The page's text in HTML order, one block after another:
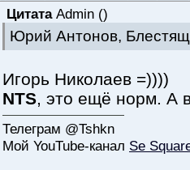
Цитата Admin ()
Юрий Антонов,
Игорь Николаев =))))
NTS, это ещё норм. А
Телеграм @Tshkn
Мой YouTube-канал Se